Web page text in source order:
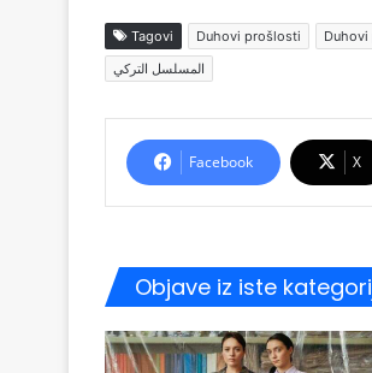
Tagovi Duhovi prošlosti
المسلسل التركي
Facebook X
Objave iz iste